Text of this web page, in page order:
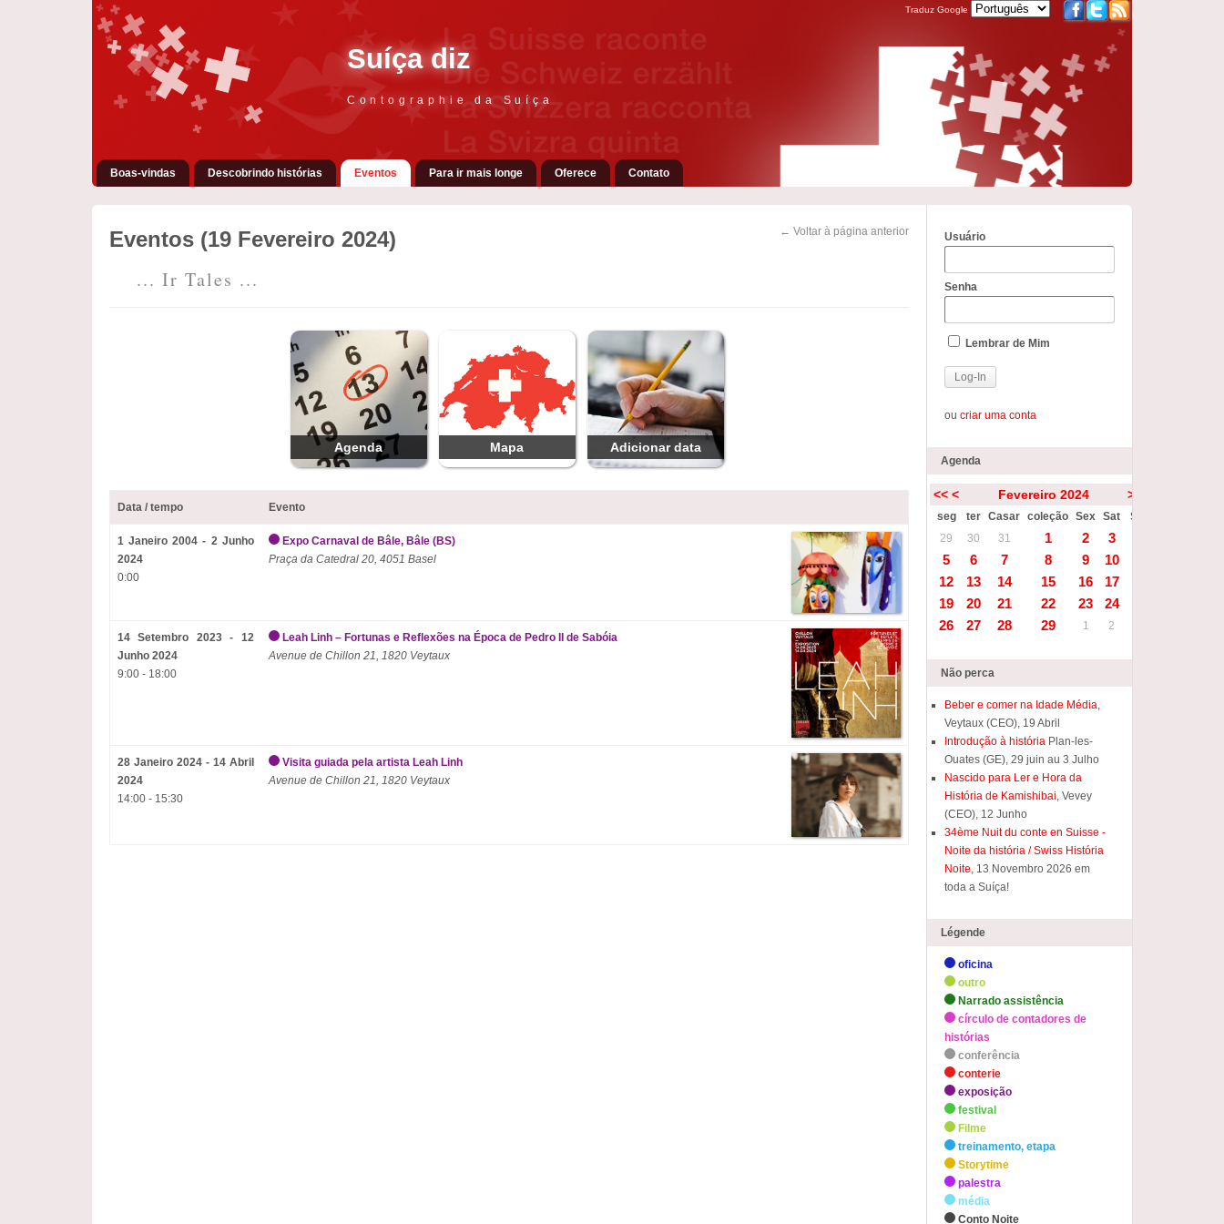
Suíça diz
Contographie da Suíça
Traduz Google
Boas-vindas Descobrindo histórias Eventos Para ir mais longe Oferece Contato
← Voltar à página anterior
Eventos (19 Fevereiro 2024)
... Ir Tales ...
Agenda Mapa Adicionar data
Data / tempo Evento
1 Janeiro 2004 - 2 Junho
2024
0:00
Expo Carnaval de Bâle, Bâle (BS)
Praça da Catedral 20, 4051 Basel
14 Setembro 2023 - 12
Junho 2024
9:00 - 18:00
Leah Linh – Fortunas e Reflexões na Época de Pedro II de Sabóia
Avenue de Chillon 21, 1820 Veytaux
28 Janeiro 2024 - 14 Abril
2024
14:00 - 15:30
Visita guiada pela artista Leah Linh
Avenue de Chillon 21, 1820 Veytaux
Usuário
Senha
Lembrar de Mim
oucriar uma conta
Agenda
<< < Fevereiro 2024 >
seg ter Casar coleção Sex Sat
Sun
29
30 31 1 2 3
5
6 7 8 9 10
12
13 14 15 16 17
19
20 21 22 23 24
26
27 28 29 1 2
Não perca
Beber e comer na Idade Média,
Veytaux (CEO), 19 Abril
Introdução à história Plan-les-
Ouates (GE), 29 juin au 3 Julho
Nascido para Ler e Hora da
História de Kamishibai, Vevey
(CEO), 12 Junho
34ème Nuit du conte en Suisse -
Noite da história / Swiss História
Noite, 13 Novembro 2026 em
toda a Suíça!
Légende
oficina
outro
Narrado assistência
círculo de contadores de
histórias
conferência
conterie
exposição
festival
Filme
treinamento, etapa
Storytime
palestra
média
Conto Noite